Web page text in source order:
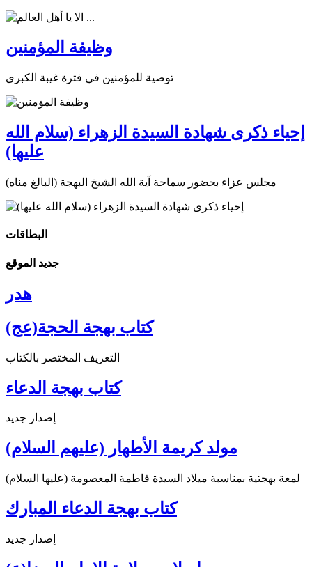
وظيفة المؤمنين
توصية للمؤمنين في فترة غيبة الكبرى
إحياء ذكرى شهادة السيدة الزهراء (سلام الله
عليها)
مجلس عزاء بحضور سماحة آية الله الشيخ البهجة (البالغ مناه)
البطاقات
جديد الموقع
هدر
كتاب بهجة الحجة(عج)
التعريف المختصر بالكتاب
كتاب بهجة الدعاء
إصدار جديد
مولد كريمة الأطهار (عليهم السلام)
لمعة بهجتية بمناسبة ميلاد السيدة فاطمة المعصومة (عليها السلام)
كتاب بهجة الدعاء المبارك
إصدار جديد